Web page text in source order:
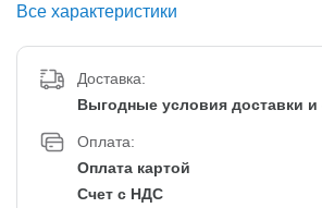
Все характеристики
Доставка:
Выгодные условия доставки
Оплата:
Оплата картой
Счет с НДС